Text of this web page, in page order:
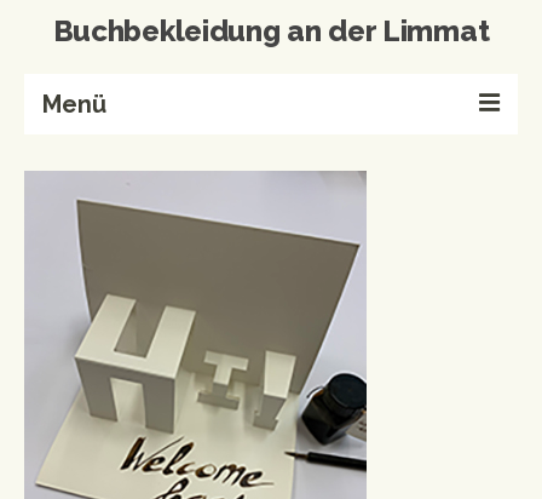
Buchbekleidung an der Limmat
Menü
Home
Buchbinderei
Wissenswertes
Kontakt
Produkte von A-Z
Events & Workshops